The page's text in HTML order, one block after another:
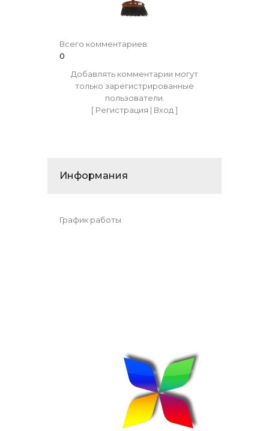
Всего комментариев:
0
Добавлять комментарии могут
только зарегистрированные
пользователи.
[ Регистрация | Вход]
Информания
График работы